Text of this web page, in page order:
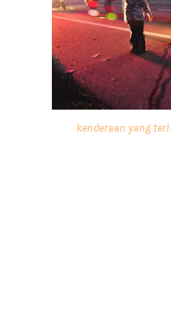
kenderaan yang